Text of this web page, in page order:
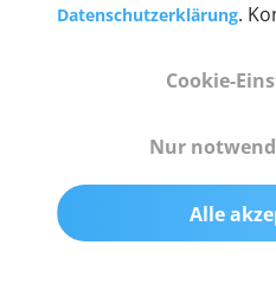
55 mm x 25 mm x 12 mm
200 g
Datenschutzerklärung.
Cookie-
Nur
Alle